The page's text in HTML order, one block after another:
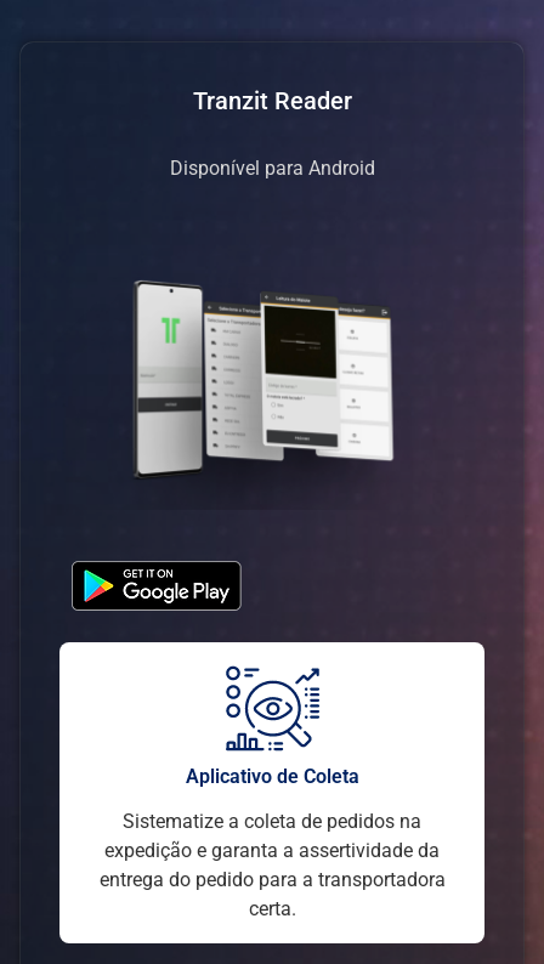
Tranzit Reader
Disponível para Android
Aplicativo de Coleta
Sistematize a coleta de pedidos na
expedição e garanta a assertividade da
entrega do pedido para a transportadora
certa.